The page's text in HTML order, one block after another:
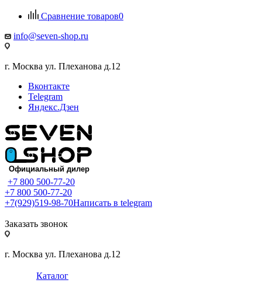
Сравнение товаров0
info@seven-shop.ru
г. Москва ул. Плеханова д.12
Вконтакте
Telegram
Яндекс.Дзен
+7 800 500-77-20
+7 800 500-77-20
+7(929)519-98-70Написать в telegram
Заказать звонок
г. Москва ул. Плеханова д.12
Каталог